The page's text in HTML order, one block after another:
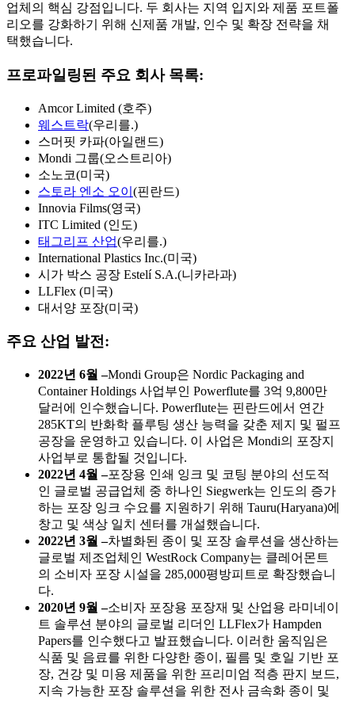
업체의 핵심 강점입니다. 두 회사는 지역 입지와 제품 포트폴
리오를 강화하기 위해 신제품 개발, 인수 및 확장 전략을 채
택했습니다.
프로파일링된 주요 회사 목록:
Amcor Limited (호주)
웨스트락(우리를.)
스머핏 카파(아일랜드)
Mondi 그룹(오스트리아)
소노코(미국)
스토라 엔소 오이 (핀란드)
Innovia Films(영국)
ITC Limited (인도)
태그리프 산업(우리를.)
International Plastics Inc.(미국)
시가 박스 공장 Estelí S.A.(니카라과)
LLFlex (미국)
대서양 포장(미국)
주요 산업 발전:
2022년 6월 –Mondi Group은 Nordic Packaging and
Container Holdings 사업부인 Powerflute를 3억 9,800만
달러에 인수했습니다. Powerflute는 핀란드에서 연간
285KT의 반화학 플루팅 생산 능력을 갖춘 제지 및 펄프
공장을 운영하고 있습니다. 이 사업은 Mondi의 포장지
사업부로 통합될 것입니다.
2022년 4월 –포장용 인쇄 잉크 및 코팅 분야의 선도적
인 글로벌 공급업체 중 하나인 Siegwerk는 인도의 증가
하는 포장 잉크 수요를 지원하기 위해 Tauru(Haryana)에
창고 및 색상 일치 센터를 개설했습니다.
2022년 3월 –차별화된 종이 및 포장 솔루션을 생산하는
글로벌 제조업체인 WestRock Company는 클레어몬트
의 소비자 포장 시설을 285,000평방피트로 확장했습니
다.
2020년 9월 –소비자 포장용 포장재 및 산업용 라미네이
트 솔루션 분야의 글로벌 리더인 LLFlex가 Hampden
Papers를 인수했다고 발표했습니다. 이러한 움직임은
식품 및 음료를 위한 다양한 종이, 필름 및 호일 기반 포
장, 건강 및 미용 제품을 위한 프리미엄 적층 판지 보드,
지속 가능한 포장 솔루션을 위한 전사 금속화 종이 및